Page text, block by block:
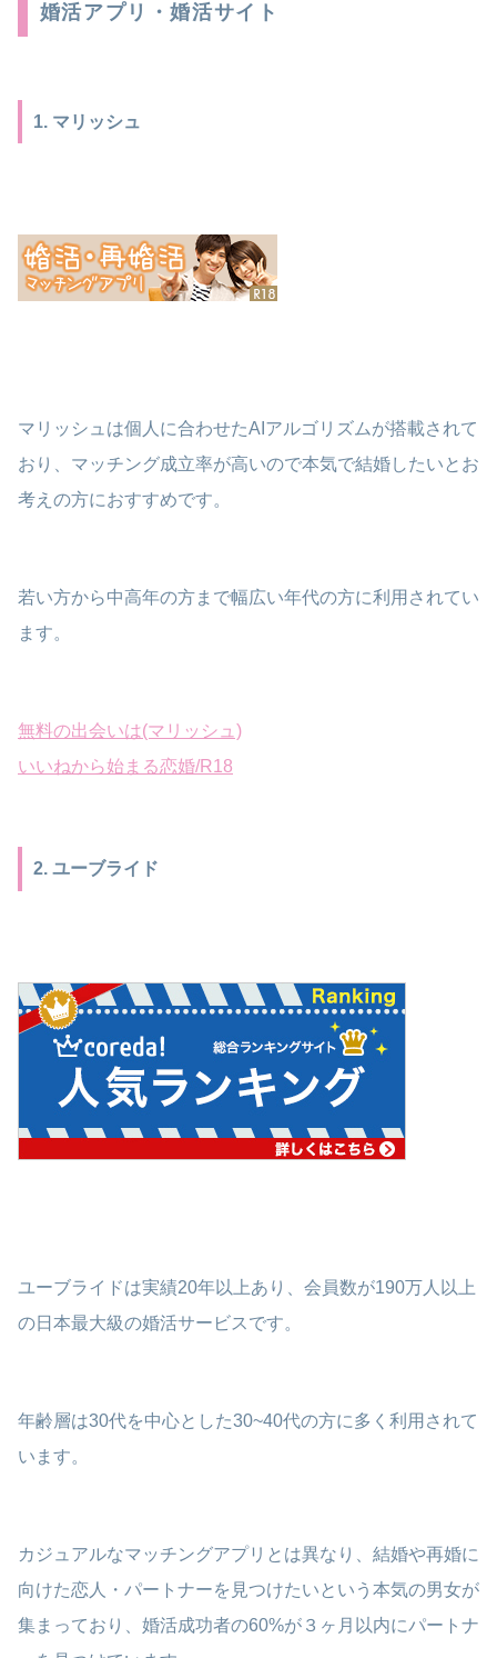
婚活アプリ・婚活サイト
1. マリッシュ
マリッシュは個人に合わせたAIアルゴリズムが搭載されて
おり、マッチング成立率が高いので本気で結婚したいとお
考えの方におすすめです。
若い方から中高年の方まで幅広い年代の方に利用されてい
ます。
無料の出会いは(マリッシュ)
いいねから始まる恋婚/R18
2. ユーブライド
ユーブライドは実績20年以上あり、会員数が190万人以上
の日本最大級の婚活サービスです。
年齢層は30代を中心とした30~40代の方に多く利用されて
います。
カジュアルなマッチングアプリとは異なり、結婚や再婚に
向けた恋人・パートナーを見つけたいという本気の男女が
集まっており、婚活成功者の60%が３ヶ月以内にパートナ